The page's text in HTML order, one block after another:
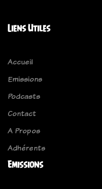
Liens Utiles
Accueil
Emissions
Podcasts
Contact
A Propos
Adhérents
Emissions